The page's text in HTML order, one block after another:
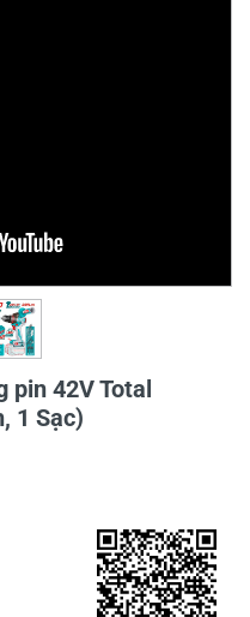
pin 42V Total
1 Sạc)